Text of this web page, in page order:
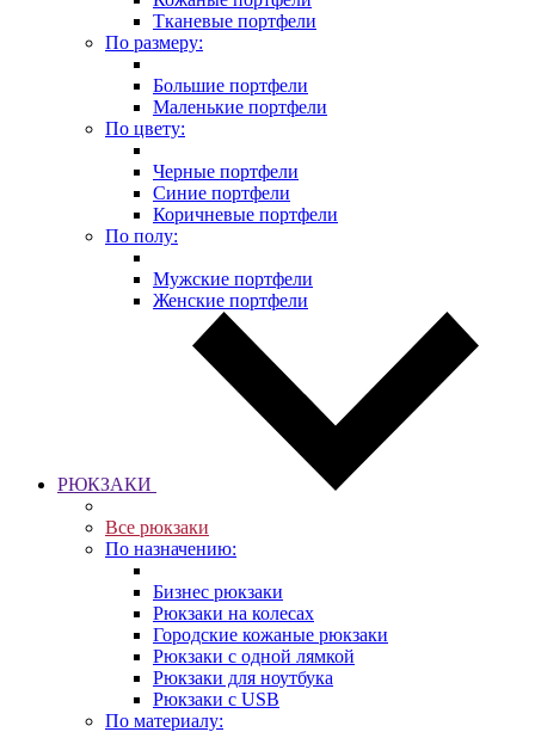
Тканевые портфели
По размеру:
Большие портфели
Маленькие портфели
По цвету:
Черные портфели
Синие портфели
Коричневые портфели
По полу:
Мужские портфели
Женские портфели
РЮКЗАКИ
Все рюкзаки
По назначению:
Бизнес рюкзаки
Рюкзаки на колесах
Городские кожаные рюкзаки
Рюкзаки с одной лямкой
Рюкзаки для ноутбука
Рюкзаки с USB
По материалу: